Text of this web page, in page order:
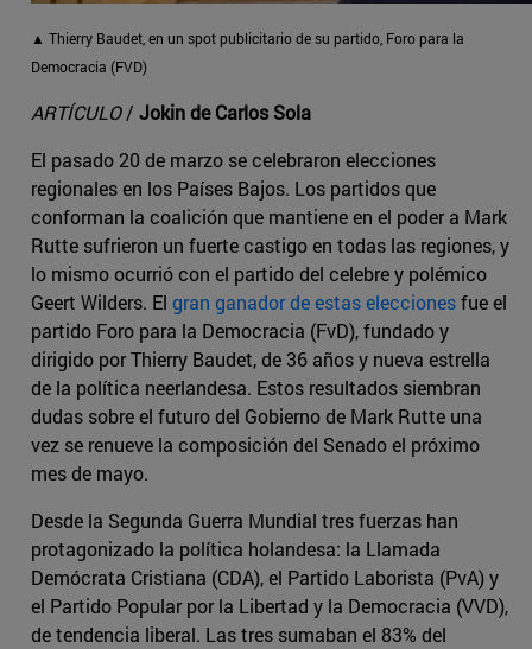
▲ Thierry Baudet, en un spot publicitario de su partido, Foro para la
Democracia (FVD)
ARTÍCULO/ Jokin de Carlos Sola
El pasado 20 de marzo se celebraron elecciones
regionales en los Países Bajos. Los partidos que
conforman la coalición que mantiene en el poder a Mark
Rutte sufrieron un fuerte castigo en todas las regiones, y
lo mismo ocurrió con el partido del celebre y polémico
Geert Wilders. El gran ganador de estas eleccionesfue el
partido Foro para la Democracia (FvD), fundado y
dirigido por Thierry Baudet, de 36 años y nueva estrella
de la política neerlandesa. Estos resultados siembran
dudas sobre el futuro del Gobierno de Mark Rutte una
vez se renueve la composición del Senado el próximo
mes de mayo.
Desde la Segunda Guerra Mundial tres fuerzas han
protagonizado la política holandesa: la Llamada
Demócrata Cristiana (CDA), el Partido Laborista (PvA) y
el Partido Popular por la Libertad y la Democracia (VVD),
de tendencia liberal. Las tres sumaban el 83% del